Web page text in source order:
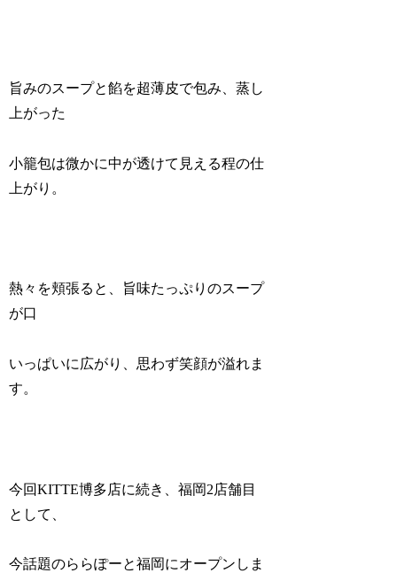
旨みのスープと餡を超薄皮で包み、蒸し
上がった
小籠包は微かに中が透けて見える程の仕
上がり。
熱々を頬張ると、旨味たっぷりのスープ
が口
いっぱいに広がり、思わず笑顔が溢れま
す。
今回KITTE博多店に続き、福岡2店舗目
として、
今話題のららぽーと福岡にオープンしま